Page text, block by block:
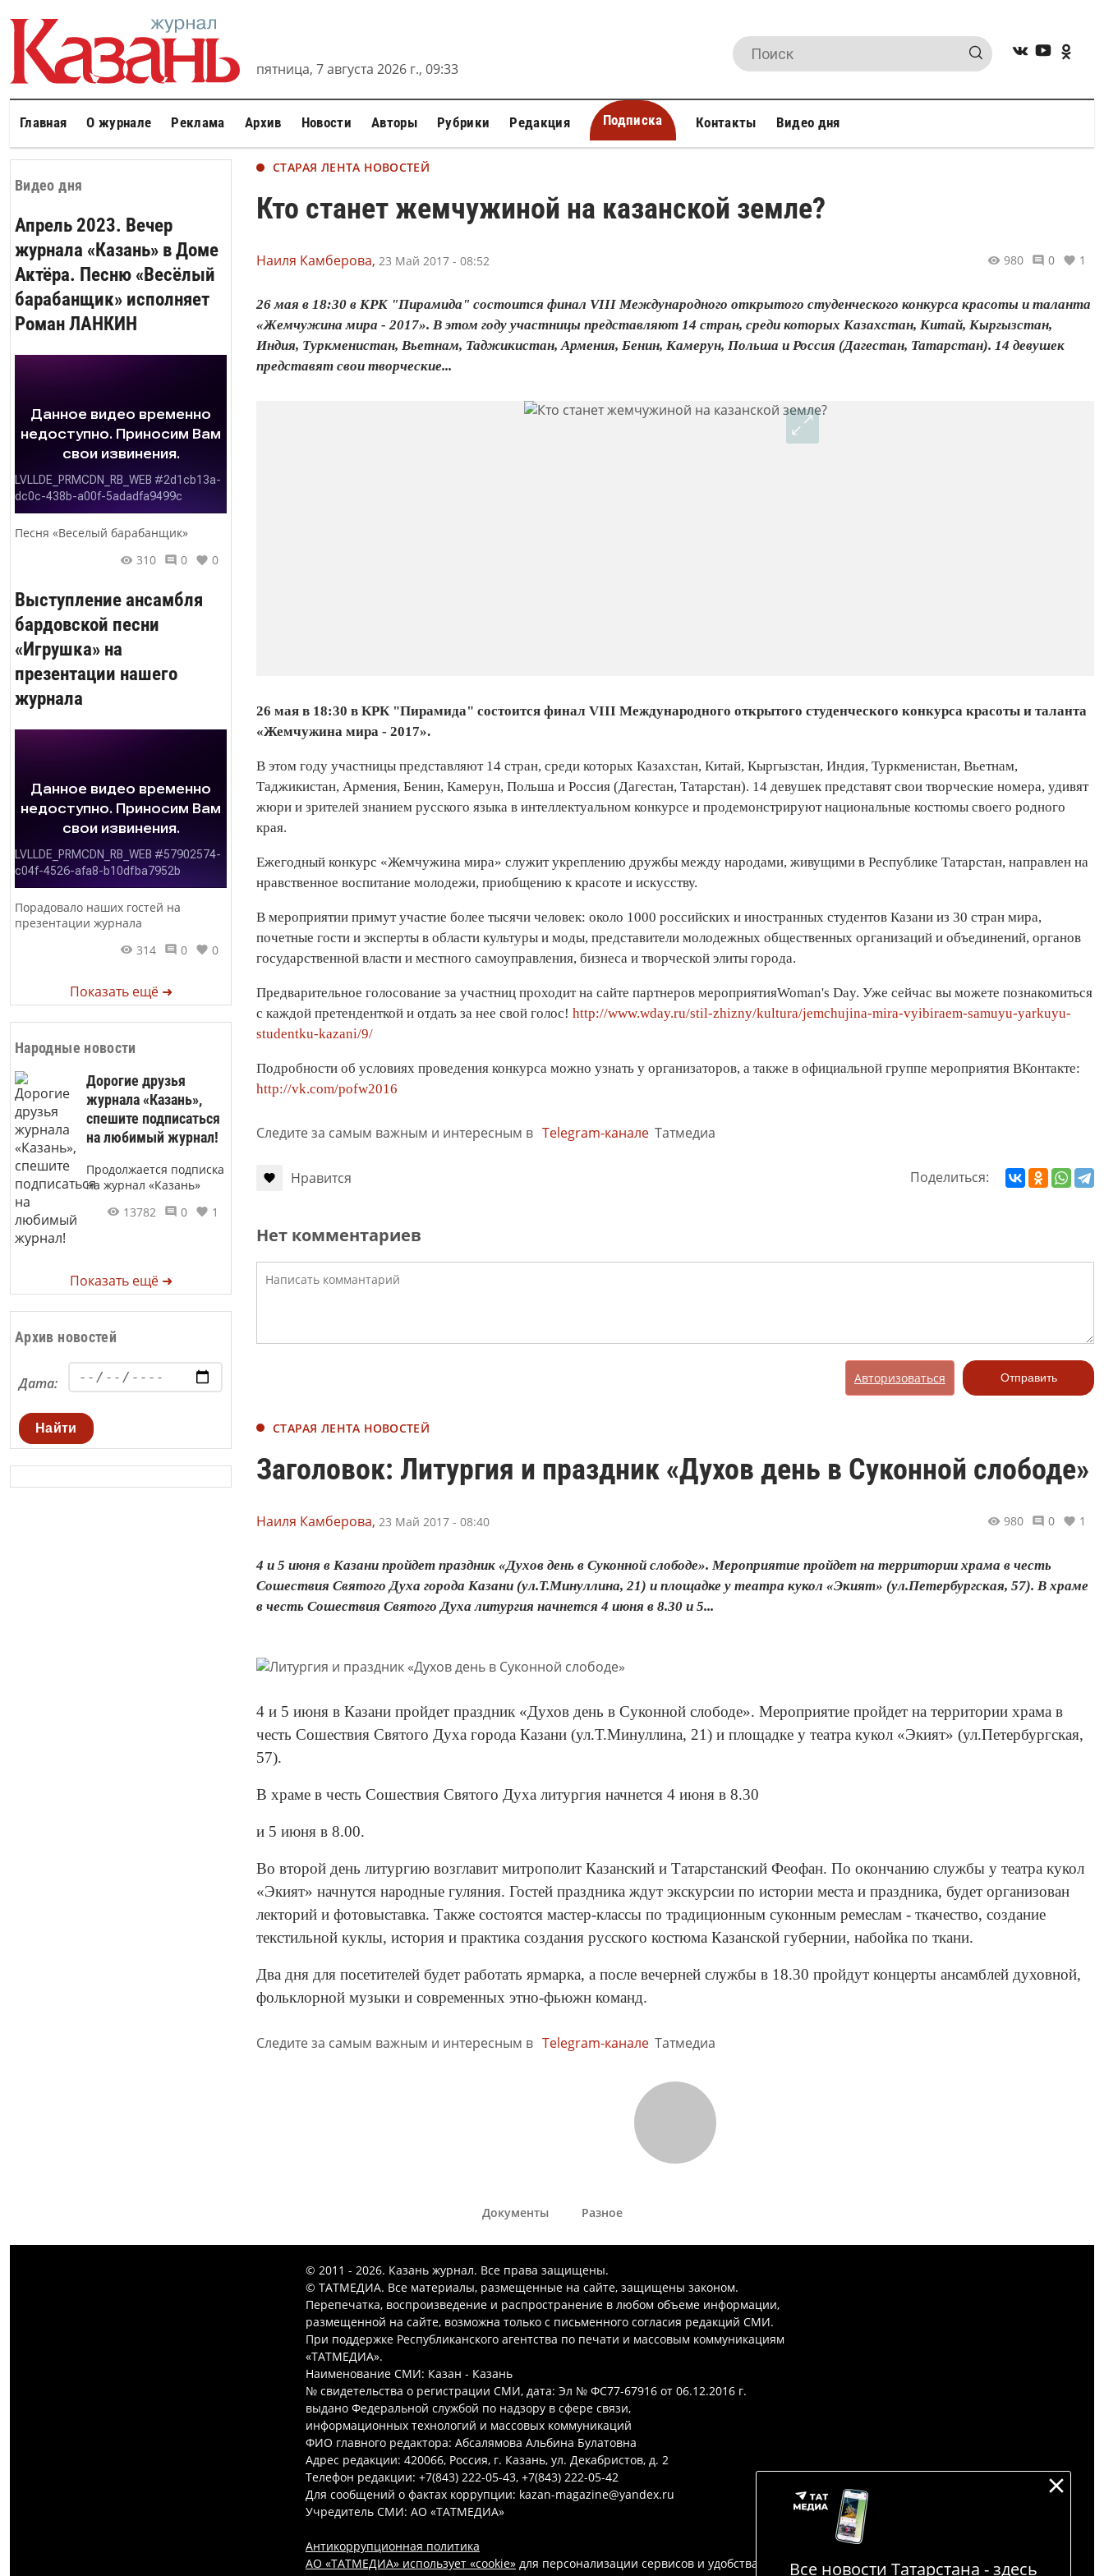
пятница, 7 августа 2026 г., 09:33
Главная О журнале Реклама Архив Новости Авторы Рубрики Редакция Подписка Контакты Видео дня
Видео дня
Апрель 2023. Вечер
журнала «Казань» в Доме
Актёра. Песню «Весёлый
барабанщик» исполняет
Роман ЛАНКИН
Песня «Веселый барабанщик»
310
0 0
Выступление ансамбля
бардовской песни
«Игрушка» на
презентации нашего
журнала
Порадовало наших гостей на
презентации журнала
314
0 0
Показать ещё ➜
Народные новости
Дорогие друзья
журнала «Казань»,
спешите подписаться
на любимый журнал!
Продолжается подписка
на журнал «Казань»
13782
0 1
Показать ещё ➜
Архив новостей
Дата:
Найти
СТАРАЯ ЛЕНТА НОВОСТЕЙ
Кто станет жемчужиной на казанской земле?
Наиля Камберова, 23 Май 2017 - 08:52 980 0 1
26 мая в 18:30 в КРК "Пирамида" состоится финал VIII Международного открытого студенческого конкурса красоты и таланта
«Жемчужина мира - 2017». В этом году участницы представляют 14 стран, среди которых Казахстан, Китай, Кыргызстан,
Индия, Туркменистан, Вьетнам, Таджикистан, Армения, Бенин, Камерун, Польша и Россия (Дагестан, Татарстан). 14 девушек
представят свои творческие...
26 мая в 18:30 в КРК "Пирамида" состоится финал VIII Международного открытого студенческого конкурса красоты и таланта
«Жемчужина мира - 2017».
В этом году участницы представляют 14 стран, среди которых Казахстан, Китай, Кыргызстан, Индия, Туркменистан, Вьетнам,
Таджикистан, Армения, Бенин, Камерун, Польша и Россия (Дагестан, Татарстан). 14 девушек представят свои творческие номера, удивят
жюри и зрителей знанием русского языка в интеллектуальном конкурсе и продемонстрируют национальные костюмы своего родного
края.
Ежегодный конкурс «Жемчужина мира» служит укреплению дружбы между народами, живущими в Республике Татарстан, направлен на
нравственное воспитание молодежи, приобщению к красоте и искусству.
В мероприятии примут участие более тысячи человек: около 1000 российских и иностранных студентов Казани из 30 стран мира,
почетные гости и эксперты в области культуры и моды, представители молодежных общественных организаций и объединений, органов
государственной власти и местного самоуправления, бизнеса и творческой элиты города.
Предварительное голосование за участниц проходит на сайте партнеров мероприятияWoman's Day. Уже сейчас вы можете познакомиться
с каждой претенденткой и отдать за нее свой голос! http://www.wday.ru/stil-zhizny/kultura/jemchujina-mira-vyibiraem-samuyu-yarkuyu-
studentku-kazani/9/
Подробности об условиях проведения конкурса можно узнать у организаторов, а также в официальной группе мероприятия ВКонтакте:
http://vk.com/pofw2016
Следите за самым важным и интересным в Telegram-канале Татмедиа
Нравится Поделиться:
Нет комментариев
Авторизоваться Отправить
СТАРАЯ ЛЕНТА НОВОСТЕЙ
Заголовок: Литургия и праздник «Духов день в Суконной слободе»
Наиля Камберова, 23 Май 2017 - 08:40 980 0 1
4 и 5 июня в Казани пройдет праздник «Духов день в Суконной слободе». Мероприятие пройдет на территории храма в честь
Сошествия Святого Духа города Казани (ул.Т.Минуллина, 21) и площадке у театра кукол «Экият» (ул.Петербургская, 57). В храме
в честь Сошествия Святого Духа литургия начнется 4 июня в 8.30 и 5...
4 и 5 июня в Казани пройдет праздник «Духов день в Суконной слободе». Мероприятие пройдет на территории храма в
честь Сошествия Святого Духа города Казани (ул.Т.Минуллина, 21) и площадке у театра кукол «Экият» (ул.Петербургская,
57).
В храме в честь Сошествия Святого Духа литургия начнется 4 июня в 8.30
и 5 июня в 8.00.
Во второй день литургию возглавит митрополит Казанский и Татарстанский Феофан. По окончанию службы у театра кукол
«Экият» начнутся народные гуляния. Гостей праздника ждут экскурсии по истории места и праздника, будет организован
лекторий и фотовыставка. Также состоятся мастер-классы по традиционным суконным ремеслам - ткачество, создание
текстильной куклы, история и практика создания русского костюма Казанской губернии, набойка по ткани.
Два дня для посетителей будет работать ярмарка, а после вечерней службы в 18.30 пройдут концерты ансамблей духовной,
фольклорной музыки и современных этно-фьюжн команд.
Следите за самым важным и интересным в Telegram-канале Татмедиа
Все новости Татарстана - здесь
Документы Разное
© 2011 - 2026. Казань журнал. Все права защищены.
© ТАТМЕДИА. Все материалы, размещенные на сайте, защищены законом.
Перепечатка, воспроизведение и распространение в любом объеме информации,
размещенной на сайте, возможна только с письменного согласия редакций СМИ.
При поддержке Республиканского агентства по печати и массовым коммуникациям
«ТАТМЕДИА».
Наименование СМИ: Казан - Казань
№ свидетельства о регистрации СМИ, дата: Эл № ФС77-67916 от 06.12.2016 г.
выдано Федеральной службой по надзору в сфере связи,
информационных технологий и массовых коммуникаций
ФИО главного редактора: Абсалямова Альбина Булатовна
Адрес редакции: 420066, Россия, г. Казань, ул. Декабристов, д. 2
Телефон редакции: +7(843) 222-05-43, +7(843) 222-05-42
Для сообщений о фактах коррупции: kazan-magazine@yandex.ru
Учредитель СМИ: АО «ТАТМЕДИА»
Антикоррупционная политика
АО «ТАТМЕДИА» использует «cookie» для персонализации сервисов и удобства